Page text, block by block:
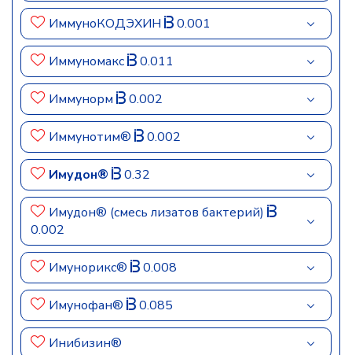
ИммуноКОДЭХИН 0.001
Иммуномакс 0.011
Иммунорм 0.002
Иммунотим® 0.002
Имудон® 0.32
Имудон® (смесь лизатов бактерий)
0.002
Имунорикс® 0.008
Имунофан® 0.085
Инибизин®